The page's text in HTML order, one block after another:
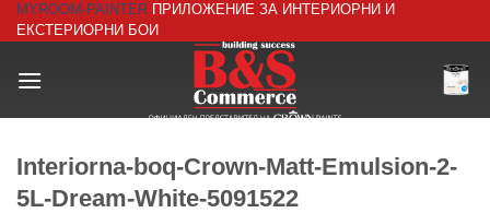
Skip
to
MYROOM-PAINTER ПРИЛОЖЕНИЕ ЗА ИНТЕРИОРНИ И
ЕКСТЕРИОРНИ БОИ
Interiorna-boq-Crown-Matt-Emulsion-2-
5L-Dream-White-5091522